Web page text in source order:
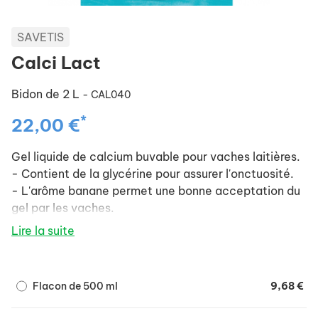
SAVETIS
Calci Lact
Bidon de 2 L - CAL040
22,00 €*
Gel liquide de calcium buvable pour vaches laitières.
- Contient de la glycérine pour assurer l'onctuosité.
- L'arôme banane permet une bonne acceptation du
gel par les vaches.
Lire la suite
Flacon de 500 ml 9,68 €